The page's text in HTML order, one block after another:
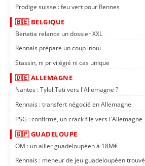
Prodige suisse : feu vert pour Rennes
🇧🇪 BELGIQUE
Benatia relance un dossier XXL
Rennais prépare un coup inouï
Stassin, ni privilégié ni cas unique
🇩🇪 ALLEMAGNE
Nantes : Tylel Tati vers l'Allemagne ?
Rennais : transfert négocié en Allemagne
PSG : confirmé, un crack file vers l'Allemagne
🇬🇵 GUADELOUPE
OM : un ailier guadeloupéen à 18M€
Rennais : meneur de jeu guadeloupéen trouvé